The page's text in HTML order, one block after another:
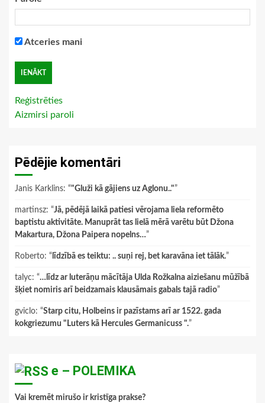
Atceries mani
Reģistrēties
Aizmirsi paroli
Pēdējie komentāri
Janis Karklins: “"Gluži kā gājiens uz Aglonu.."”
martinsz: “Jā, pēdējā laikā patiesi vērojama liela reformēto
baptistu aktivitāte. Manuprāt tas lielā mērā varētu būt Džona
Makartura, Džona Paipera nopelns…”
Roberto: “ līdzībā es teiktu: .. suņi rej, bet karavāna iet tālāk.”
talyc: “…līdz ar luterāņu mācītāja Ulda Rožkalna aiziešanu mūžībā
šķiet nomiris arī beidzamais klausāmais gabals tajā radio”
gviclo: “Starp citu, Holbeins ir pazīstams arī ar 1522. gada
kokgriezumu "Luters kā Hercules Germanicuss ".”
e – POLEMIKA
Vai kremēt mirušo ir kristīga prakse?